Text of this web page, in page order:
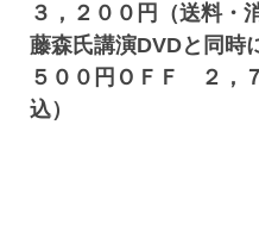
３，２００円（送料・
藤森氏講演DVDと同時
５００円ＯＦＦ ２，
込）